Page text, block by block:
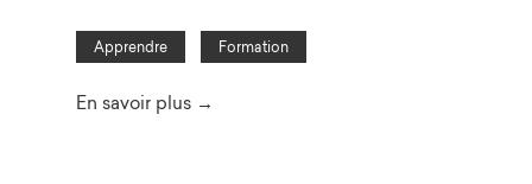
Apprendre Formation
En savoir plus →